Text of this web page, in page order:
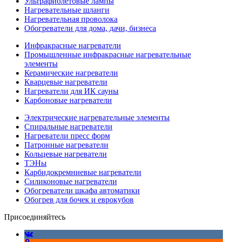
Нагревательные шланги
Нагревательная проволока
Обогреватели для дома, дачи, бизнеса
Инфракрасные нагреватели
Промышленные инфракрасные нагревательные
элементы
Керамические нагреватели
Кварцевые нагреватели
Нагреватели для ИК сауны
Карбоновые нагреватели
Электрические нагревательные элементы
Спиральные нагреватели
Нагреватели пресс форм
Патронные нагреватели
Кольцевые нагреватели
ТЭНы
Карбидокремниевые нагреватели
Силиконовые нагреватели
Обогреватели шкафа автоматики
Обогрев для бочек и еврокубов
Присоединяйтесь